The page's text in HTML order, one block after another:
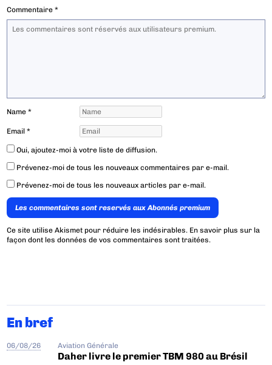
Commentaire*
Name*
Email*
Oui, ajoutez-moi à votre liste de diffusion.
Prévenez-moi de tous les nouveaux commentaires par e-mail.
Prévenez-moi de tous les nouveaux articles par e-mail.
Les commentaires sont reservés aux Abonnés premium
Ce site utilise Akismet pour réduire les indésirables. En savoir plus sur la
façon dont les données de vos commentaires sont traitées.
En bref
06/08/26 Aviation Générale
Daher livre le premier TBM 980 au Brésil